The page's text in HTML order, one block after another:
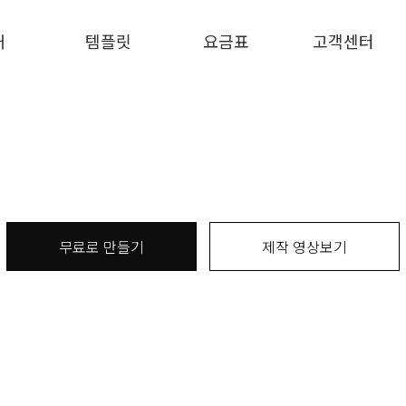
템플릿 요금표 고객센터
무료로 만들기 제작 영상보기